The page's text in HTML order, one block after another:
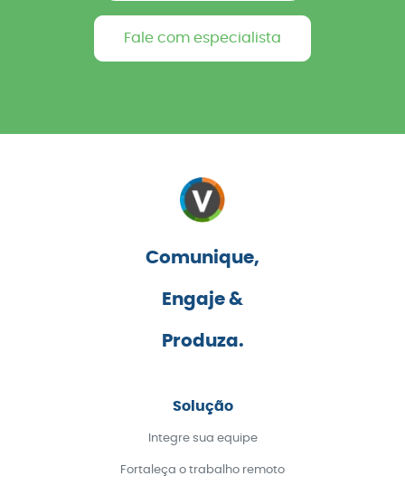
Fale com especialista
Comunique,
Engaje &
Produza.
Solução
Integre sua equipe
Fortaleça o trabalho remoto